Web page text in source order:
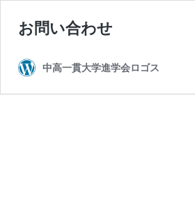
お問い合わせ
中高一貫大学進学会ロゴス